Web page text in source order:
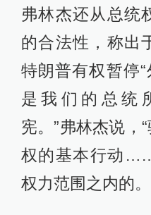
弗林杰还从总统
的合法性，称出
特朗普有权暂停
是我们的总
宪。”弗林杰说，
权的基本行动
权力范围之内的。